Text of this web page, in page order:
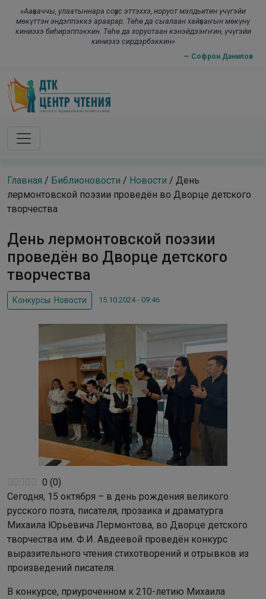
«Ааҕааччы, улаатыннара соҕус эттэххэ, норуот мэлдьитин үчүгэйи
мөкүттэн эндэппэккэ араарар. Төһө да сыалаан хайҕааҥын мөкүнү
киниэхэ биһирэппэккин. Төһө да хоруотаан кэнэйдээҥҥин, үчүгэйи
киниэхэ сирдэрбэккин»
— Софрон Данилов
Skip to main content
Главная / Библионовости / Новости / День
лермонтовской поэзии проведён во Дворце детского
творчества
День лермонтовской поэзии
проведён во Дворце детского
творчества
Конкурсы Новости 15.10.2024 - 09:46
0 (0)
Сегодня, 15 октября – в день рождения великого
русского поэта, писателя, прозаика и драматурга
Михаила Юрьевича Лермонтова, во Дворце детского
творчества им. Ф.И. Авдеевой проведён конкурс
выразительного чтения стихотворений и отрывков из
произведений писателя.
В конкурсе, приуроченном к 210-летию Михаила